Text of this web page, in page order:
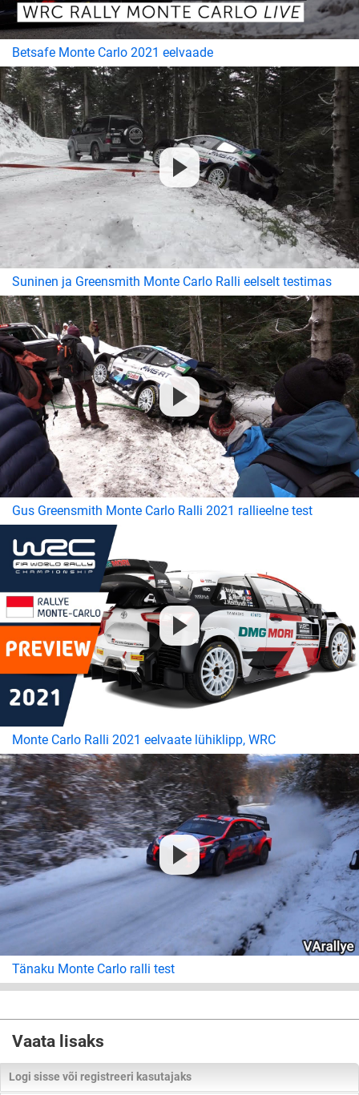
Betsafe Monte Carlo 2021 eelvaade
Suninen ja Greensmith Monte Carlo Ralli eelselt testimas
Gus Greensmith Monte Carlo Ralli 2021 rallieelne test
Monte Carlo Ralli 2021 eelvaate lühiklipp, WRC
Tänaku Monte Carlo ralli test
Vaata lisaks
Logi sisse või registreeri kasutajaks